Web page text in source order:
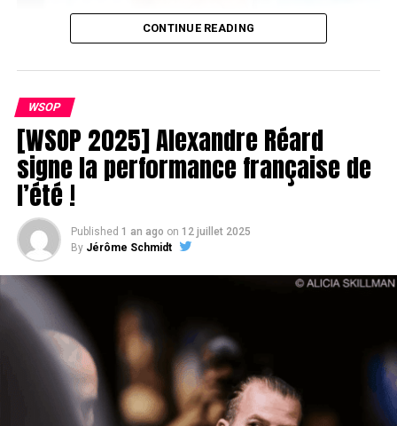
CONTINUE READING
WSOP
[WSOP 2025] Alexandre Réard
signe la performance française de
l’été !
Published 1 an ago on 12 juillet 2025
By Jérôme Schmidt